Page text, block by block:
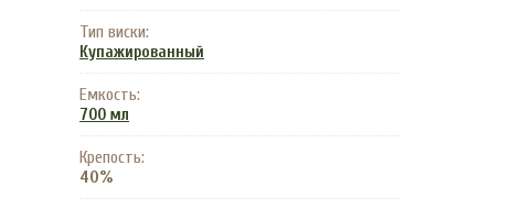
Тип виски:
Купажированный
Емкость:
700 мл
Крепость:
40%